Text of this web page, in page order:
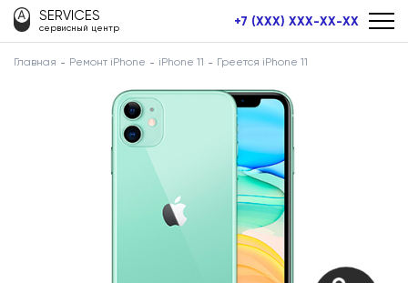
SERVICES
сервисный центр +7 (XXX) XXX-XX-XX
Главная Ремонт iPhone iPhone 11 Греется iPhone 11